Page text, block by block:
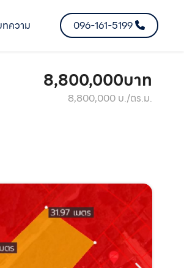
ทความ 096-161-5199
8,800,000บาท
8,800,000 บ./ตร.ม.